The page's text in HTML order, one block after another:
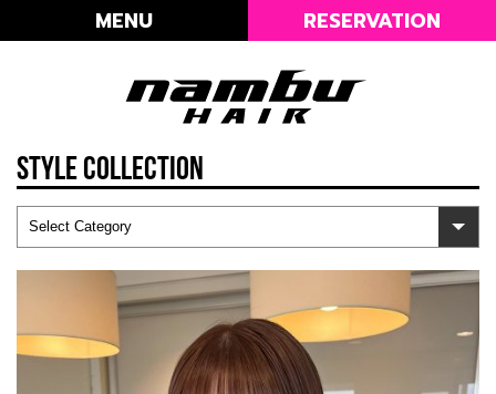
MENU RESERVATION
STYLE COLLECTION
Select Category